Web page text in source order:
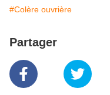
#Colère ouvrière
Partager